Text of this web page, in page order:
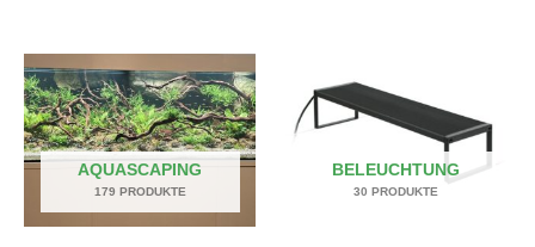
AQUASCAPING
179 PRODUKTE
BELEUCHTUNG
30 PRODUKTE